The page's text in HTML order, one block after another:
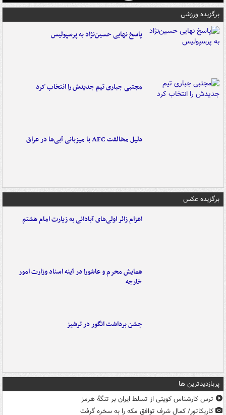
برگزیده ورزشی
پاسخ نهایی حسین‌نژاد به پرسپولیس
مجتبی جباری تیم جدیدش را انتخاب کرد
دلیل مخالفت AFC با میزبانی آبی‌ها در عراق
برگزیده عکس
اعزام زائر اولی‌های آبادانی به زیارت امام هشتم
همایش محرم و عاشورا در آینه اسناد وزارت امور
خارجه
جشن برداشت انگور در ترشیز
پربازدیدترین ها
ترس کارشناس کویتی از تسلط ایران بر تنگۀ هرمز
کاریکاتور/ کمال شرف توافق مکه را به سخره گرفت